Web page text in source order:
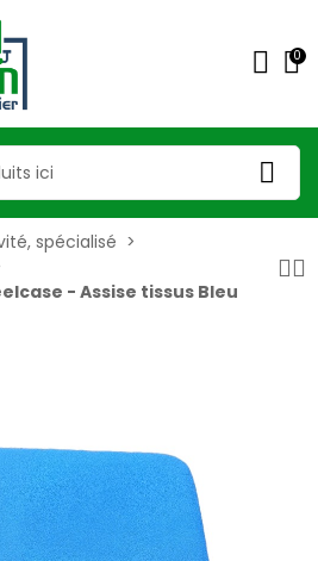
0
spécialisé
- Assise tissus Bleu